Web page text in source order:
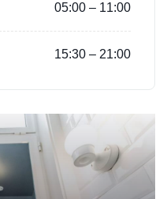
05:00 – 11:00
15:30 – 21:00